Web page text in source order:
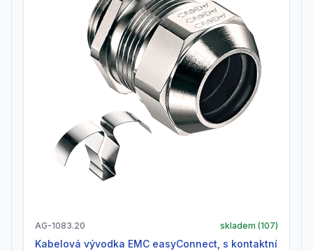
AG-1083.20 skladem (107)
Kabelová vývodka EMC easyConnect, s kontaktní